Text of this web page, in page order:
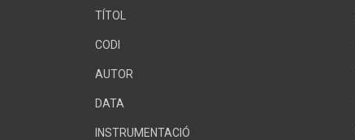
TÍTOL
CODI
AUTOR
DATA
INSTRUMENTACIÓ